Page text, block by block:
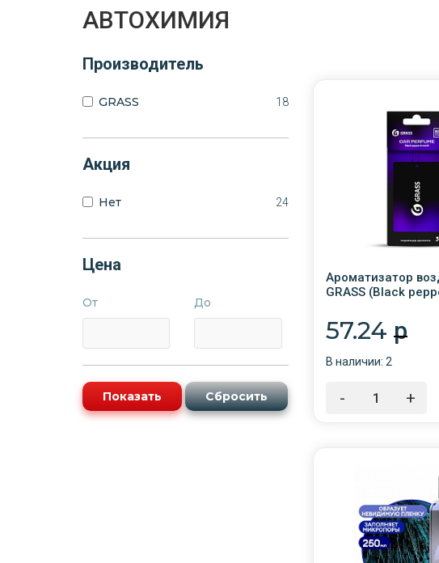
АВТОХИМИЯ
Производитель
GRASS 18
Акция
Нет 24
Цена
От До
Ароматизатор
GRASS (Black
57.24 p
В наличии: 2
- +